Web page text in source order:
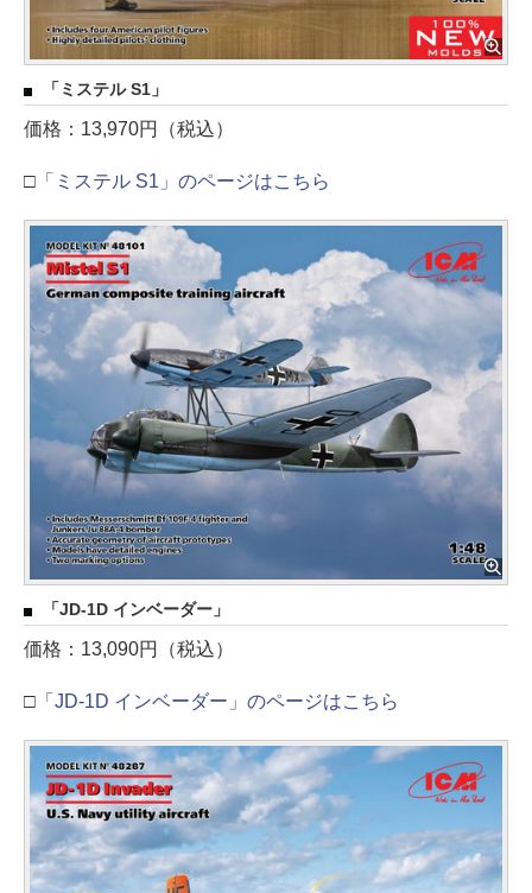
「ミステル S1」
価格：13,970円（税込）
□ 「ミステル S1」のページはこちら
「JD-1D インベーダー」
価格：13,090円（税込）
□ 「JD-1D インベーダー」のページはこちら